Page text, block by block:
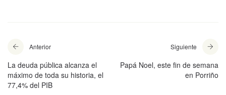
Anterior
La deuda pública alcanza el
máximo de toda su historia, el
77,4% del PIB
Siguiente
Papá Noel, este fin de semana
en Porriño